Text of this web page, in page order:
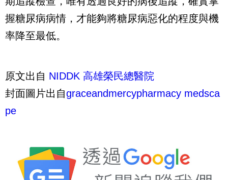
握糖尿病病情，才能夠將糖尿病惡化的程度與機
率降至最低。
原文出自 NIDDK 高雄榮民總醫院
封面圖片出自graceandmercypharmacy medsca
pe